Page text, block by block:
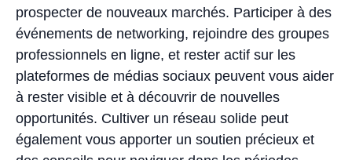
prospecter de nouveaux marchés. Participer à des
événements de networking, rejoindre des groupes
professionnels en ligne, et rester actif sur les
plateformes de médias sociaux peuvent vous aider
à rester visible et à découvrir de nouvelles
opportunités. Cultiver un réseau solide peut
également vous apporter un soutien précieux et